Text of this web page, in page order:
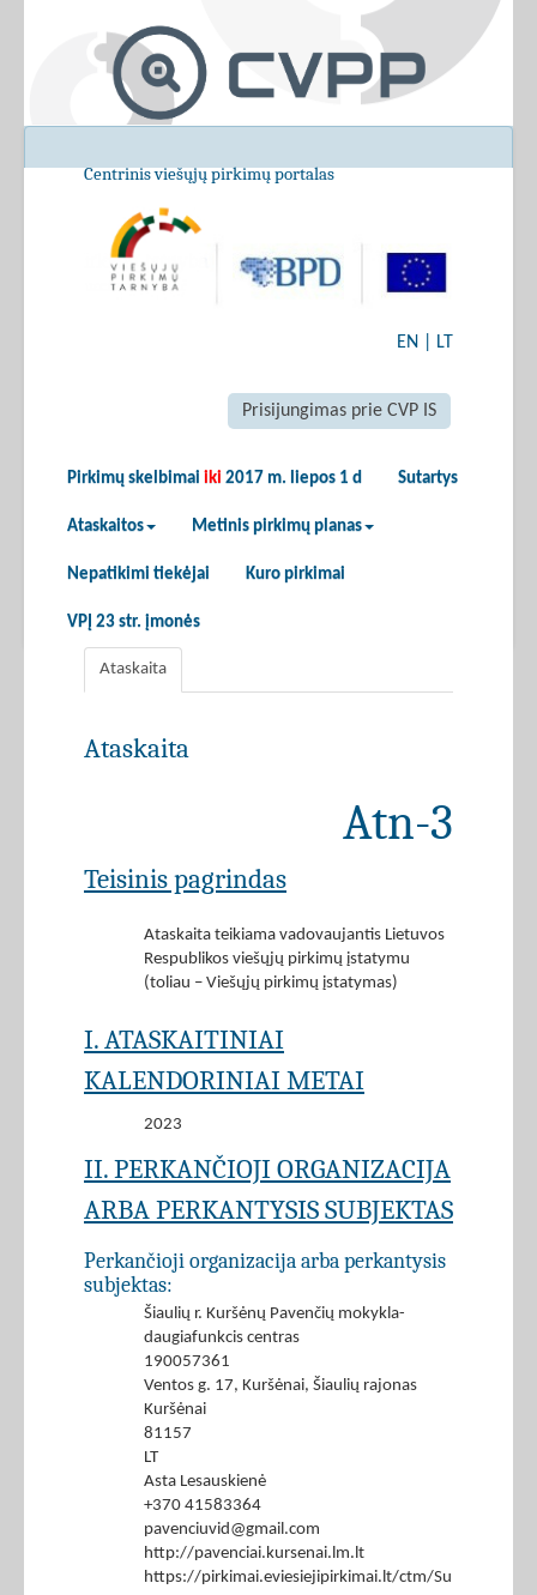
Centrinis viešųjų pirkimų portalas
EN LT
Prisijungimas prie CVP IS
Pirkimų skelbimai iki 2017 m. liepos 1 d Sutartys
Ataskaitos Metinis pirkimų planas
Nepatikimi tiekėjai Kuro pirkimai
VPĮ 23 str. įmonės
Ataskaita
Ataskaita
Atn-3
Teisinis pagrindas
Ataskaita teikiama vadovaujantis Lietuvos
Respublikos viešųjų pirkimų įstatymu
(toliau – Viešųjų pirkimų įstatymas)
I. ATASKAITINIAI
KALENDORINIAI METAI
2023
II. PERKANČIOJI ORGANIZACIJA
ARBA PERKANTYSIS SUBJEKTAS
Perkančioji organizacija arba perkantysis
subjektas:
Šiaulių r. Kuršėnų Pavenčių mokykla-
daugiafunkcis centras
190057361
Ventos g. 17, Kuršėnai, Šiaulių rajonas
Kuršėnai
81157
LT
Asta Lesauskienė
+370 41583364
pavenciuvid@gmail.com
http://pavenciai.kursenai.lm.lt
https://pirkimai.eviesiejipirkimai.lt/ctm/Supplier/